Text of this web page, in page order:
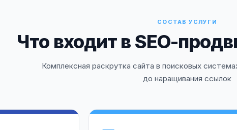
СОСТАВ УСЛУГИ
Что входит в SEO-
Комплексная раскрутка сайта в поисковых
до наращивания ссылок